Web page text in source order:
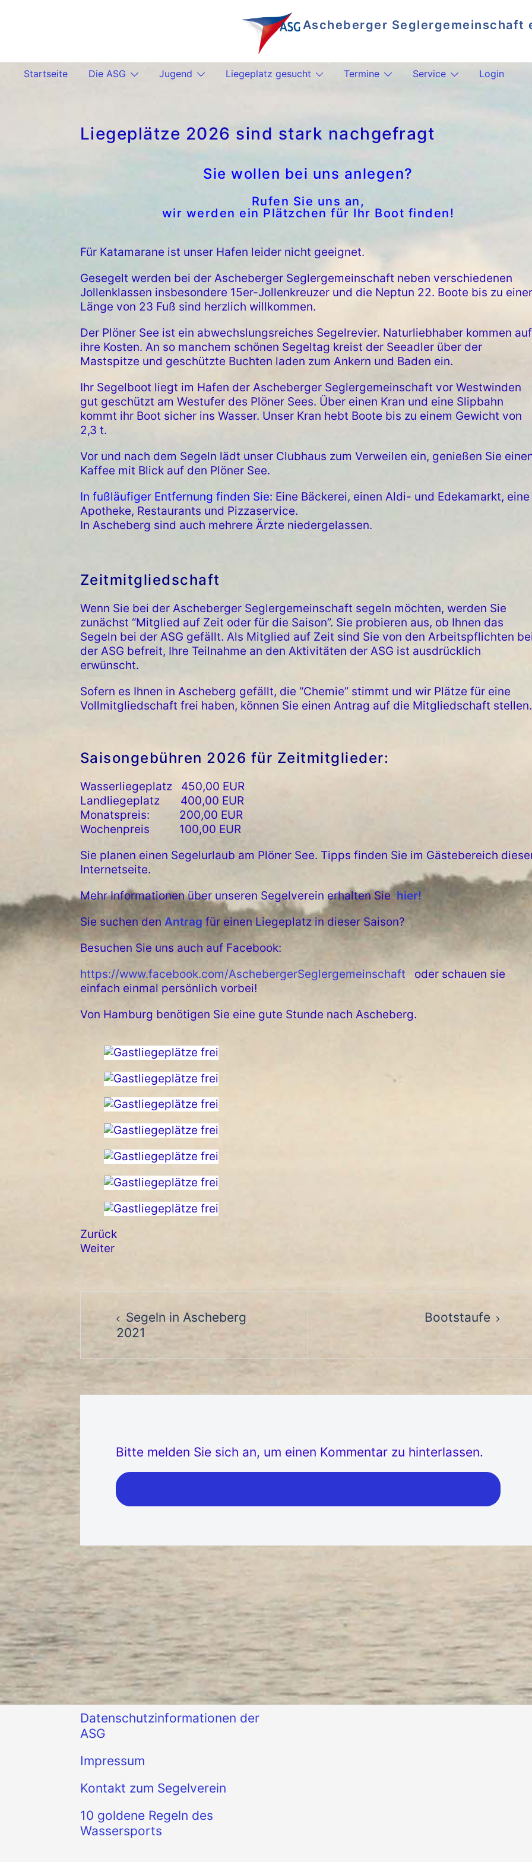
Ascheberger Seglergemeinschaft
Startseite Die ASG Jugend Liegeplatz gesucht Termine Service Login
Liegeplätze 2026 sind stark nachgefragt
Sie wollen bei uns anlegen?
Rufen Sie uns an,
wir werden ein Plätzchen für Ihr Boot finden!
Für Katamarane ist unser Hafen leider nicht geeignet.
Gesegelt werden bei der Ascheberger Seglergemeinschaft neben verschiedenen
Jollenklassen insbesondere 15er-Jollenkreuzer und die Neptun 22. Boote bis zu einer
Länge von 23 Fuß sind herzlich willkommen.
Der Plöner See ist ein abwechslungsreiches Segelrevier. Naturliebhaber kommen auf
ihre Kosten. An so manchem schönen Segeltag kreist der Seeadler über der
Mastspitze und geschützte Buchten laden zum Ankern und Baden ein.
Ihr Segelboot liegt im Hafen der Ascheberger Seglergemeinschaft vor Westwinden
gut geschützt am Westufer des Plöner Sees. Über einen Kran und eine Slipbahn
kommt ihr Boot sicher ins Wasser. Unser Kran hebt Boote bis zu einem Gewicht von
2,3 t.
Vor und nach dem Segeln lädt unser Clubhaus zum Verweilen ein, genießen Sie
Kaffee mit Blick auf den Plöner See.
In fußläufiger Entfernung finden Sie: Eine Bäckerei, einen Aldi- und Edekamarkt, eine
Apotheke, Restaurants und Pizzaservice.
In Ascheberg sind auch mehrere Ärzte niedergelassen.
Zeitmitgliedschaft
Wenn Sie bei der Ascheberger Seglergemeinschaft segeln möchten, werden Sie
zunächst “Mitglied auf Zeit oder für die Saison”. Sie probieren aus, ob Ihnen das
Segeln bei der ASG gefällt. Als Mitglied auf Zeit sind Sie von den Arbeitspflichten
der ASG befreit, Ihre Teilnahme an den Aktivitäten der ASG ist ausdrücklich
erwünscht.
Sofern es Ihnen in Ascheberg gefällt, die “Chemie” stimmt und wir Plätze für eine
Vollmitgliedschaft frei haben, können Sie einen Antrag auf die Mitgliedschaft stellen.
Saisongebühren 2026 für Zeitmitglieder:
Wasserliegeplatz 450,00 EUR
Landliegeplatz 400,00 EUR
Monatspreis: 200,00 EUR
Wochenpreis 100,00 EUR
Sie planen einen Segelurlaub am Plöner See. Tipps finden Sie im Gästebereich
Internetseite.
Mehr Informationen über unseren Segelverein erhalten Sie hier!
Sie suchen den Antrag für einen Liegeplatz in dieser Saison?
Besuchen Sie uns auch auf Facebook:
https://www.facebook.com/AschebergerSeglergemeinschaft
oder schauen sie
einfach einmal persönlich vorbei!
Von Hamburg benötigen Sie eine gute Stunde nach Ascheberg.
Zurück
Weiter
Beitragsnavigation
Segeln in Ascheberg
2021
Bootstaufe
Bitte melden Sie sich an, um einen Kommentar zu hinterlassen.
Datenschutzinformationen der
ASG
Impressum
Kontakt zum Segelverein
10 goldene Regeln des
Wassersports